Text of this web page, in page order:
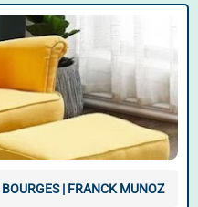
| FRANCK MUNOZ